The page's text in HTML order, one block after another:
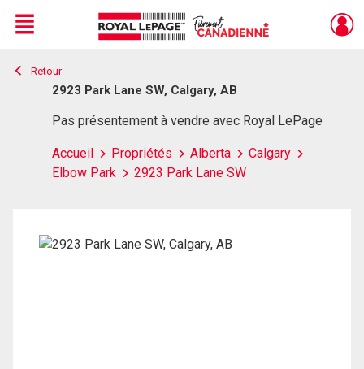
Live
En Direct
Menu
Retour
2923 Park Lane SW, Calgary, AB
Pas présentement à vendre avec Royal LePage
Accueil Propriétés Alberta
Calgary
Elbow Park
2923 Park Lane SW